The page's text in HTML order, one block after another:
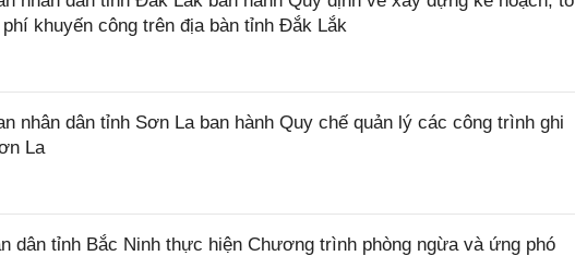
khuyến công trên địa bàn tỉnh Đắk Lắk
nhân dân tỉnh Sơn La ban hành Quy chế quản lý các công trình ghi
La
dân tỉnh Bắc Ninh thực hiện Chương trình phòng ngừa và ứng phó